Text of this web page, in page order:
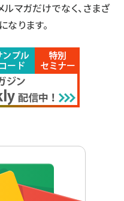
マガだけでなく、さまざ
ります。